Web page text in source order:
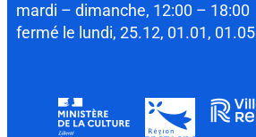
mardi – dimanche, 12:00 – 18:00
fermé le lundi, 25.12, 01.01, 01.05